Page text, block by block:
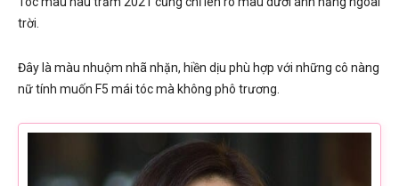
trời.
Đây là màu nhuộm nhã nhặn, hiền dịu phù hợp với những cô nàng
nữ tính muốn F5 mái tóc mà không phô trương.